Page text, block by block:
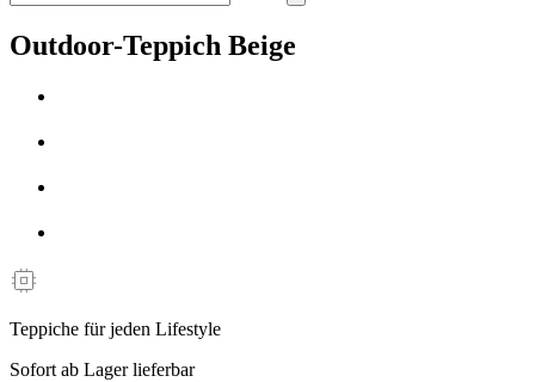
Outdoor-Teppich Beige
Teppiche für jeden Lifestyle
Sofort ab Lager lieferbar